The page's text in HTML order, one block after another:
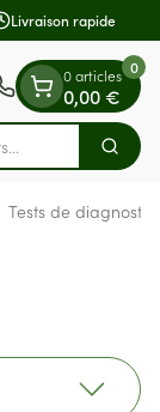
Livraison rapide
0 articles
0,00 €
0
Tests de diagnostic